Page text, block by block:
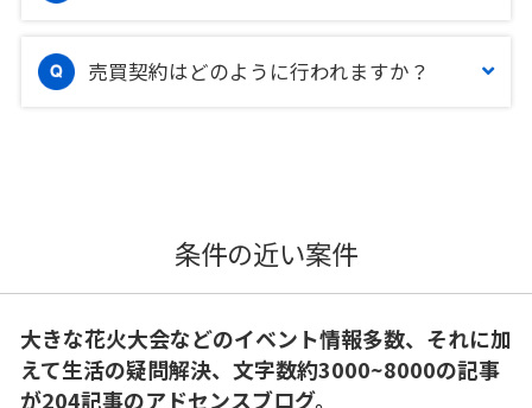
売買契約はどのように行われますか？
条件の近い案件
大きな花火大会などのイベント情報多数、それに加
えて生活の疑問解決、文字数約3000~8000の記事
が204記事のアドセンスブログ。